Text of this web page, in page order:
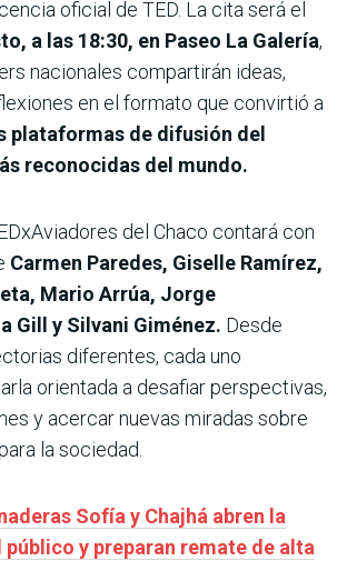
oficial de TED. La cita será el
a las 18:30, en Paseo La Galería,
nacionales compartirán ideas,
en el formato que convirtió a
plataformas de difusión del
reconocidas del mundo.
del Chaco contará con
Carmen Paredes, Giselle Ramírez,
Mario Arrúa, Jorge
Gill y Silvani Giménez. Desde
diferentes, cada uno
orientada a desafiar perspectivas,
y acercar nuevas miradas sobre
la sociedad.
Sofía y Chajhá abren la
y preparan remate de alta